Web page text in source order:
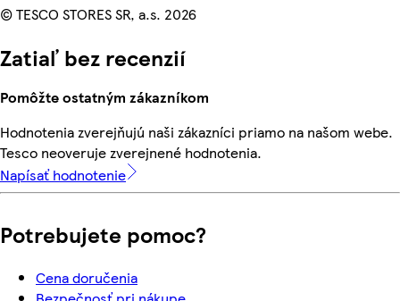
© TESCO STORES SR, a.s. 2026
Zatiaľ bez recenzií
Pomôžte ostatným zákazníkom
Hodnotenia zverejňujú naši zákazníci priamo na našom webe.
Tesco neoveruje zverejnené hodnotenia.
Napísať hodnotenie
Potrebujete pomoc?
Cena doručenia